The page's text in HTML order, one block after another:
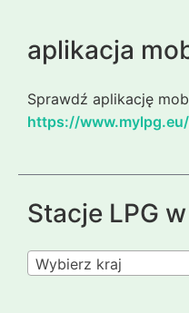
aplikacja
Sprawdź aplikację
https://
Stacje LPG w
Wybierz kraj